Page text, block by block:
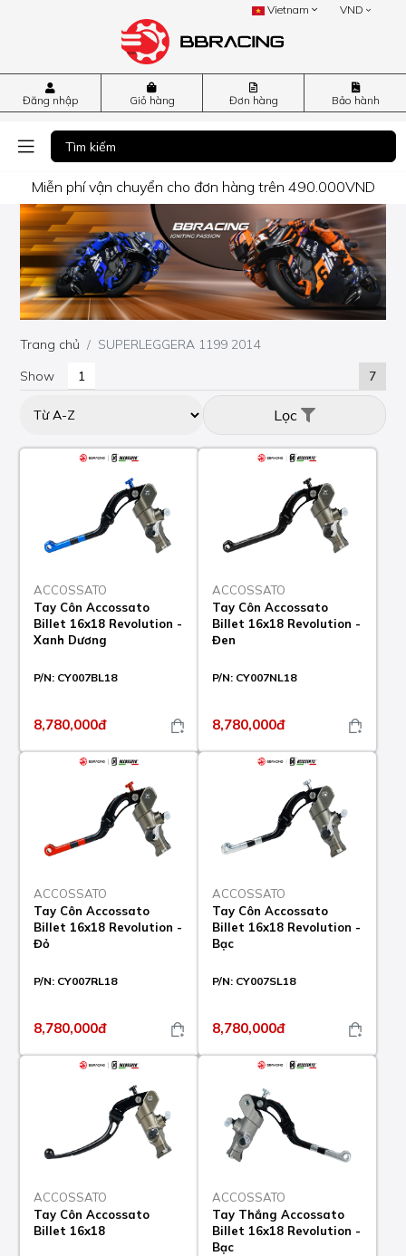
Vietnam VND
Đăng nhập Giỏ hàng Đơn hàng Bảo hành
Miễn phí vận chuyển cho đơn hàng trên 490.000VND
Trang chủ
SUPERLEGGERA 1199 2014
Show
7
Lọc
ACCOSSATO
Tay Côn Accossato
Billet 16x18 Revolution -
Xanh Dương
P/N: CY007BL18
8,780,000đ
ACCOSSATO
Tay Côn Accossato
Billet 16x18 Revolution -
Đen
P/N: CY007NL18
8,780,000đ
ACCOSSATO
Tay Côn Accossato
Billet 16x18 Revolution -
Đỏ
P/N: CY007RL18
8,780,000đ
ACCOSSATO
Tay Côn Accossato
Billet 16x18 Revolution -
Bạc
P/N: CY007SL18
8,780,000đ
ACCOSSATO
Tay Côn Accossato
Billet 16x18
ACCOSSATO
Tay Thắng Accossato
Billet 16x18 Revolution -
Bạc